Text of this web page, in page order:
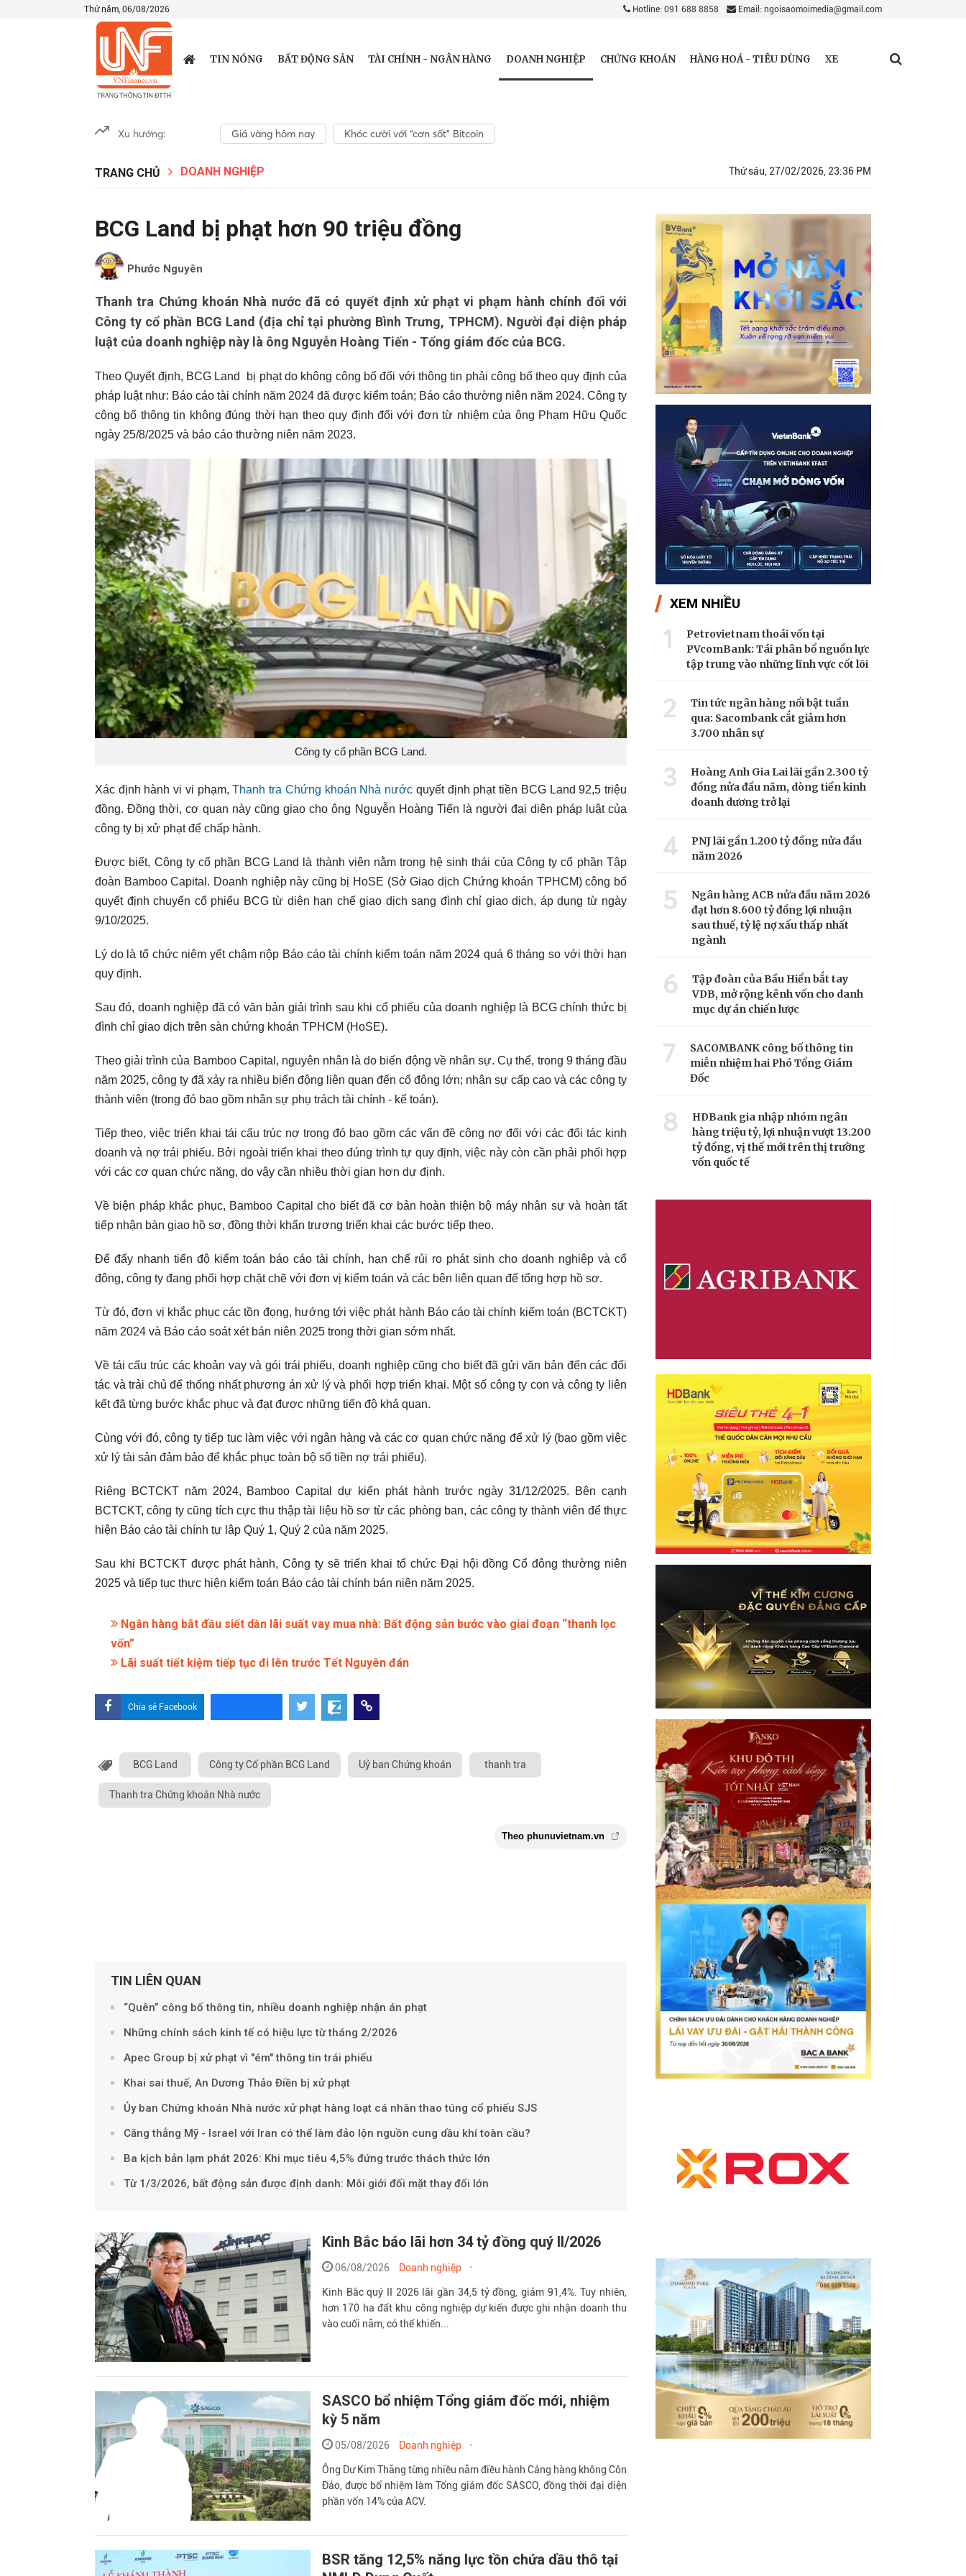
Thứ năm, 06/08/2026 Hotline: 091 688 8858 Email: ngoisaomoimedia@gmail.com
TIN NÓNG BẤT ĐỘNG SẢN TÀI CHÍNH - NGÂN HÀNG DOANH NGHIỆP CHỨNG KHOÁN HÀNG HOÁ - TIÊU DÙNG XE
Xu hướng: Giá vàng hôm nay Khóc cười với “cơn sốt” Bitcoin
TRANG CHỦ DOANH NGHIỆP Thứ sáu, 27/02/2026, 23:36 PM
BCG Land bị phạt hơn 90 triệu đồng
Phước Nguyên
Thanh tra Chứng khoán Nhà nước đã có quyết định xử phạt vi phạm hành chính đối với
Công ty cổ phần BCG Land (địa chỉ tại phường Bình Trưng, TPHCM). Người đại diện pháp
luật của doanh nghiệp này là ông Nguyễn Hoàng Tiến - Tổng giám đốc của BCG.
Theo Quyết định, BCG Land bị phạt do không công bố đối với thông tin phải công bố theo quy định của
pháp luật như: Báo cáo tài chính năm 2024 đã được kiểm toán; Báo cáo thường niên năm 2024. Công ty
công bố thông tin không đúng thời hạn theo quy định đối với đơn từ nhiệm của ông Phạm Hữu Quốc
ngày 25/8/2025 và báo cáo thường niên năm 2023.
Công ty cổ phần BCG Land.
Xác định hành vi vi phạm,Thanh tra Chứng khoán Nhà nước quyết định phạt tiền BCG Land 92,5 triệu
đồng. Đồng thời, cơ quan này cũng giao cho ông Nguyễn Hoàng Tiến là người đại diện pháp luật của
công ty bị xử phạt để chấp hành.
Được biết, Công ty cổ phần BCG Land là thành viên nằm trong hệ sinh thái của Công ty cổ phần Tập
đoàn Bamboo Capital. Doanh nghiệp này cũng bị HoSE (Sở Giao dịch Chứng khoán TPHCM) công bố
quyết định chuyển cổ phiếu BCG từ diện hạn chế giao dịch sang đình chỉ giao dịch, áp dụng từ ngày
9/10/2025.
Lý do là tổ chức niêm yết chậm nộp Báo cáo tài chính kiểm toán năm 2024 quá 6 tháng so với thời hạn
quy định.
Sau đó, doanh nghiệp đã có văn bản giải trình sau khi cổ phiếu của doanh nghiệp là BCG chính thức bị
đình chỉ giao dịch trên sàn chứng khoán TPHCM (HoSE).
Theo giải trình của Bamboo Capital, nguyên nhân là do biến động về nhân sự. Cụ thể, trong 9 tháng đầu
năm 2025, công ty đã xảy ra nhiều biến động liên quan đến cổ đông lớn; nhân sự cấp cao và các công ty
thành viên (trong đó bao gồm nhân sự phụ trách tài chính - kế toán).
Tiếp theo, việc triển khai tái cấu trúc nợ trong đó bao gồm các vấn đề công nợ đối với các đối tác kinh
doanh và nợ trái phiếu. Bởi ngoài triển khai theo đúng trình tự quy định, việc này còn cần phải phối hợp
với các cơ quan chức năng, do vậy cần nhiều thời gian hơn dự định.
Về biện pháp khắc phục, Bamboo Capital cho biết đã cơ bản hoàn thiện bộ máy nhân sự và hoàn tất
tiếp nhận bàn giao hồ sơ, đồng thời khẩn trương triển khai các bước tiếp theo.
Để đẩy nhanh tiến độ kiểm toán báo cáo tài chính, hạn chế rủi ro phát sinh cho doanh nghiệp và cổ
đông, công ty đang phối hợp chặt chẽ với đơn vị kiểm toán và các bên liên quan để tổng hợp hồ sơ.
Từ đó, đơn vị khắc phục các tồn đọng, hướng tới việc phát hành Báo cáo tài chính kiểm toán (BCTCKT)
năm 2024 và Báo cáo soát xét bán niên 2025 trong thời gian sớm nhất.
Về tái cấu trúc các khoản vay và gói trái phiếu, doanh nghiệp cũng cho biết đã gửi văn bản đến các đối
tác và trải chủ để thống nhất phương án xử lý và phối hợp triển khai. Một số công ty con và công ty liên
kết đã từng bước khắc phục và đạt được những tiến độ khả quan.
Cùng với đó, công ty tiếp tục làm việc với ngân hàng và các cơ quan chức năng để xử lý (bao gồm việc
xử lý tài sản đảm bảo để khắc phục toàn bộ số tiền nợ trái phiếu).
Riêng BCTCKT năm 2024, Bamboo Capital dự kiến phát hành trước ngày 31/12/2025. Bên cạnh
BCTCKT, công ty cũng tích cực thu thập tài liệu hồ sơ từ các phòng ban, các công ty thành viên để thực
hiện Báo cáo tài chính tự lập Quý 1, Quý 2 của năm 2025.
Sau khi BCTCKT được phát hành, Công ty sẽ triển khai tổ chức Đại hội đồng Cổ đông thường niên
2025 và tiếp tục thực hiện kiểm toán Báo cáo tài chính bán niên năm 2025.
Ngân hàng bắt đầu siết dần lãi suất vay mua nhà: Bất động sản bước vào giai đoạn “thanh lọc
vốn”
Lãi suất tiết kiệm tiếp tục đi lên trước Tết Nguyên đán
Chia sẻ Facebook
BCG Land Công ty Cổ phần BCG Land Uỷ ban Chứng khoán thanh tra
Thanh tra Chứng khoán Nhà nước
Theo phunuvietnam.vn
TIN LIÊN QUAN
“Quên” công bố thông tin, nhiều doanh nghiệp nhận án phạt
Những chính sách kinh tế có hiệu lực từ tháng 2/2026
Apec Group bị xử phạt vì "ém" thông tin trái phiếu
Khai sai thuế, An Dương Thảo Điền bị xử phạt
Ủy ban Chứng khoán Nhà nước xử phạt hàng loạt cá nhân thao túng cổ phiếu SJS
Căng thẳng Mỹ - Israel với Iran có thể làm đảo lộn nguồn cung dầu khí toàn cầu?
Ba kịch bản lạm phát 2026: Khi mục tiêu 4,5% đứng trước thách thức lớn
Từ 1/3/2026, bất động sản được định danh: Môi giới đối mặt thay đổi lớn
Kinh Bắc báo lãi hơn 34 tỷ đồng quý II/2026
06/08/2026 Doanh nghiệp
Kinh Bắc quý II 2026 lãi gần 34,5 tỷ đồng, giảm 91,4%. Tuy nhiên,
hơn 170 ha đất khu công nghiệp dự kiến được ghi nhận doanh thu
vào cuối năm, có thể khiến...
SASCO bổ nhiệm Tổng giám đốc mới, nhiệm
kỳ 5 năm
05/08/2026 Doanh nghiệp
Ông Dư Kim Thăng từng nhiều năm điều hành Cảng hàng không Côn
Đảo, được bổ nhiệm làm Tổng giám đốc SASCO, đồng thời đại diện
phần vốn 14% của ACV.
BSR tăng 12,5% năng lực tồn chứa dầu thô tại
XEM NHIỀU
1
Petrovietnam thoái vốn tại
PVcomBank: Tái phân bổ nguồn lực
tập trung vào những lĩnh vực cốt lõi
2
Tin tức ngân hàng nổi bật tuần
qua: Sacombank cắt giảm hơn
3.700 nhân sự
3
Hoàng Anh Gia Lai lãi gần 2.300 tỷ
đồng nửa đầu năm, dòng tiền kinh
doanh dương trở lại
4
PNJ lãi gần 1.200 tỷ đồng nửa đầu
năm 2026
5
Ngân hàng ACB nửa đầu năm 2026
đạt hơn 8.600 tỷ đồng lợi nhuận
sau thuế, tỷ lệ nợ xấu thấp nhất
ngành
6
Tập đoàn của Bầu Hiển bắt tay
VDB, mở rộng kênh vốn cho danh
mục dự án chiến lược
7
SACOMBANK công bố thông tin
miễn nhiệm hai Phó Tổng Giám
Đốc
8
HDBank gia nhập nhóm ngân
hàng triệu tỷ, lợi nhuận vượt 13.200
tỷ đồng, vị thế mới trên thị trường
vốn quốc tế